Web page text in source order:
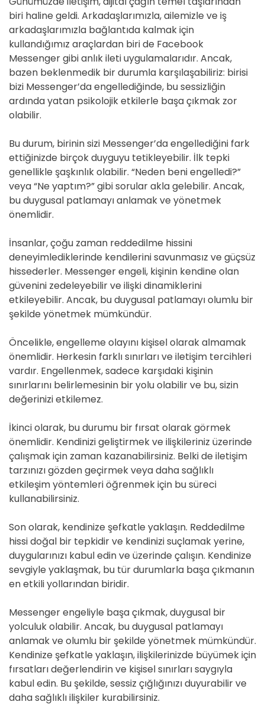
biri haline geldi. Arkadaşlarımızla, ailemizle ve iş
arkadaşlarımızla bağlantıda kalmak için
kullandığımız araçlardan biri de Facebook
Messenger gibi anlık ileti uygulamalarıdır. Ancak,
bazen beklenmedik bir durumla karşılaşabiliriz: birisi
bizi Messenger’da engellediğinde, bu sessizliğin
ardında yatan psikolojik etkilerle başa çıkmak zor
olabilir.
Bu durum, birinin sizi Messenger’da engellediğini fark
ettiğinizde birçok duyguyu tetikleyebilir. İlk tepki
genellikle şaşkınlık olabilir. “Neden beni engelledi?”
veya “Ne yaptım?” gibi sorular akla gelebilir. Ancak,
bu duygusal patlamayı anlamak ve yönetmek
önemlidir.
İnsanlar, çoğu zaman reddedilme hissini
deneyimlediklerinde kendilerini savunmasız ve güçsüz
hissederler. Messenger engeli, kişinin kendine olan
güvenini zedeleyebilir ve ilişki dinamiklerini
etkileyebilir. Ancak, bu duygusal patlamayı olumlu bir
şekilde yönetmek mümkündür.
Öncelikle, engelleme olayını kişisel olarak almamak
önemlidir. Herkesin farklı sınırları ve iletişim tercihleri
vardır. Engellenmek, sadece karşıdaki kişinin
sınırlarını belirlemesinin bir yolu olabilir ve bu, sizin
değerinizi etkilemez.
İkinci olarak, bu durumu bir fırsat olarak görmek
önemlidir. Kendinizi geliştirmek ve ilişkileriniz üzerinde
çalışmak için zaman kazanabilirsiniz. Belki de iletişim
tarzınızı gözden geçirmek veya daha sağlıklı
etkileşim yöntemleri öğrenmek için bu süreci
kullanabilirsiniz.
Son olarak, kendinize şefkatle yaklaşın. Reddedilme
hissi doğal bir tepkidir ve kendinizi suçlamak yerine,
duygularınızı kabul edin ve üzerinde çalışın. Kendinize
sevgiyle yaklaşmak, bu tür durumlarla başa çıkmanın
en etkili yollarından biridir.
Messenger engeliyle başa çıkmak, duygusal bir
yolculuk olabilir. Ancak, bu duygusal patlamayı
anlamak ve olumlu bir şekilde yönetmek mümkündür.
Kendinize şefkatle yaklaşın, ilişkilerinizde büyümek için
fırsatları değerlendirin ve kişisel sınırları saygıyla
kabul edin. Bu şekilde, sessiz çığlığınızı duyurabilir ve
daha sağlıklı ilişkiler kurabilirsiniz.